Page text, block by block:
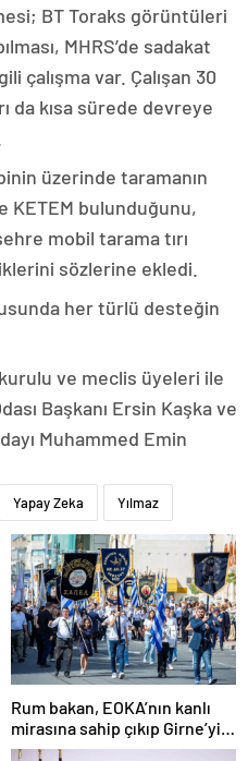
BT Toraks görüntüleri
MHRS’de sadakat
çalışma var. Çalışan 30
da kısa sürede devreye
üzerinde taramanın
KETEM bulunduğunu,
mobil tarama tırı
sözlerine ekledi.
her türlü desteğin
ve meclis üyeleri ile
Başkanı Ersin Kaşka ve
Muhammed Emin
Yapay Zeka Yılmaz
Rum bakan, EOKA’nın kanlı
mirasına sahip çıkıp Girne’yi
hedef gösterdi